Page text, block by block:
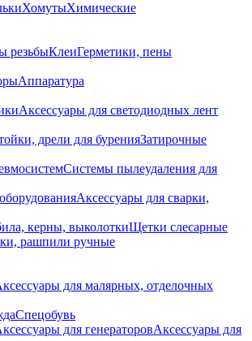
ХомутыХимические
резьбыКлеиГерметики, пены
Аппаратура
Аксессуары для светодиодных лент
дрели для буренияЗатирочные
Системы пылеудаления для
Аксессуары для сварки,
керны, выколоткиЩетки слесарные
рашпили ручные
для малярных, отделочных
Спецобувь
для генераторовАксессуары для